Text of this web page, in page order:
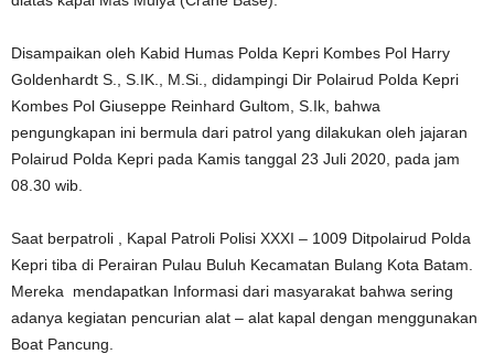
Disampaikan oleh Kabid Humas Polda Kepri Kombes Pol Harry
Goldenhardt S., S.IK., M.Si., didampingi Dir Polairud Polda Kepri
Kombes Pol Giuseppe Reinhard Gultom, S.Ik, bahwa
pengungkapan ini bermula dari patrol yang dilakukan oleh jajaran
Polairud Polda Kepri pada Kamis tanggal 23 Juli 2020, pada jam
08.30 wib.
Saat berpatroli , Kapal Patroli Polisi XXXI – 1009 Ditpolairud Polda
Kepri tiba di Perairan Pulau Buluh Kecamatan Bulang Kota Batam.
Mereka mendapatkan Informasi dari masyarakat bahwa sering
adanya kegiatan pencurian alat – alat kapal dengan menggunakan
Boat Pancung.